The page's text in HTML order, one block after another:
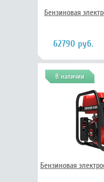
Бензиновая
62790 руб.
В наличии
Бензиновая